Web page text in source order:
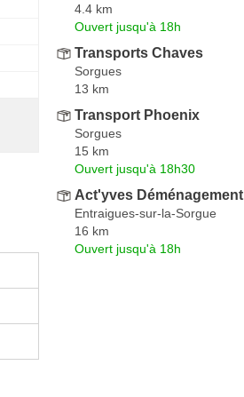
4.4 km
Ouvert jusqu'à 18h
Transports Chaves
Sorgues
13 km
Transport Phoenix
Sorgues
15 km
Ouvert jusqu'à 18h30
Act'yves Déménagement
Entraigues-sur-la-Sorgue
16 km
Ouvert jusqu'à 18h